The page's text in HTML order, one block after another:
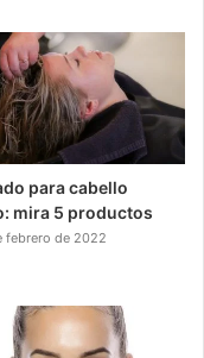
para cabello
mira 5 productos
febrero de 2022